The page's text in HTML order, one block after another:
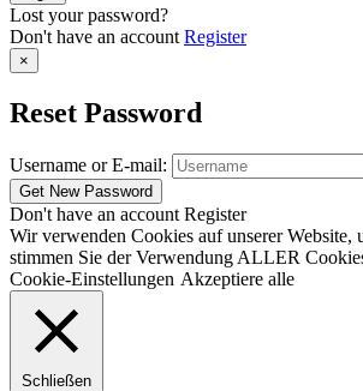
Lost your password?
Don't have an account Register
×
Reset Password
Username or E-mail:
Don't have an account Register
Wir verwenden Cookies auf unserer
stimmen Sie der Verwendung ALLER
Cookie-Einstellungen Akzeptiere alle
Schließen